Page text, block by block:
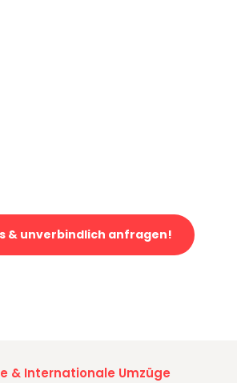
& unverbindlich anfragen!
& Internationale Umzüge